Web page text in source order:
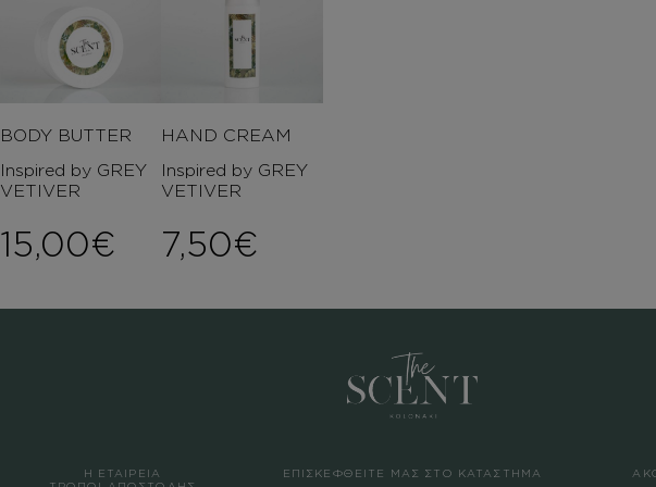
BODY BUTTER
Inspired by GREY
VETIVER
15,00€
HAND CREAM
Inspired by GREY
VETIVER
7,50€
Η ΕΤΑΙΡΕΙΑ
ΕΠΙΣΚΕΦΘΕΙΤΕ ΜΑΣ ΣΤΟ ΚΑΤΑΣΤΗΜΑ